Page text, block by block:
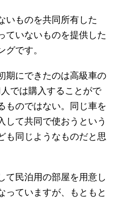
いものを共同所有した
ていないものを提供した
グです。
期にできたのは高級車の
では購入することがで
ものではない。同じ車を
して共同で使おうという
も同じようなものだと思
て民泊用の部屋を用意し
っていますが、もともと